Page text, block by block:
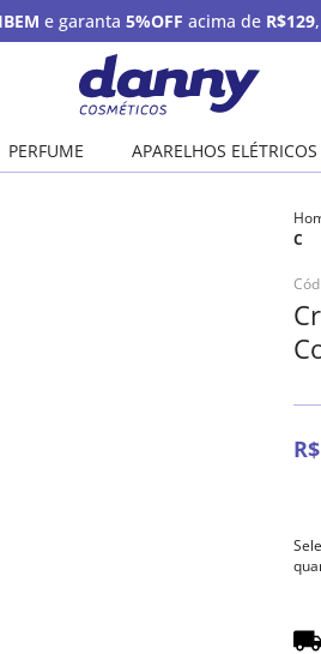
e garanta 5%OFF acima de R$129
PERFUME APARELHOS ELÉTRICOS
C
R$